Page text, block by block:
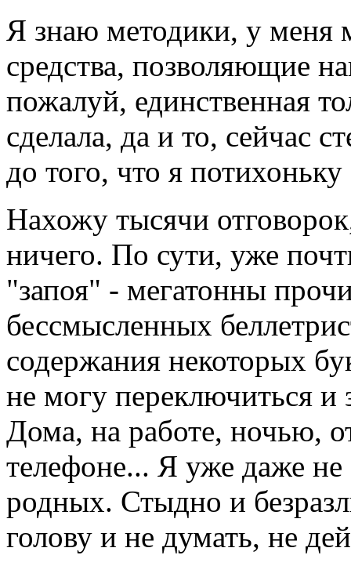
Я знаю методики, у меня
средства, позволяющие
пожалуй, единственная
сделала, да и то, сейчас
до того, что я
Нахожу тысячи
ничего. По сути, уже
"запоя" - мегатонны
бессмысленных
содержания некоторых
не могу переключиться и
Дома, на работе, ночью,
телефоне... Я уже даже
родных. Стыдно и
голову и не думать, не